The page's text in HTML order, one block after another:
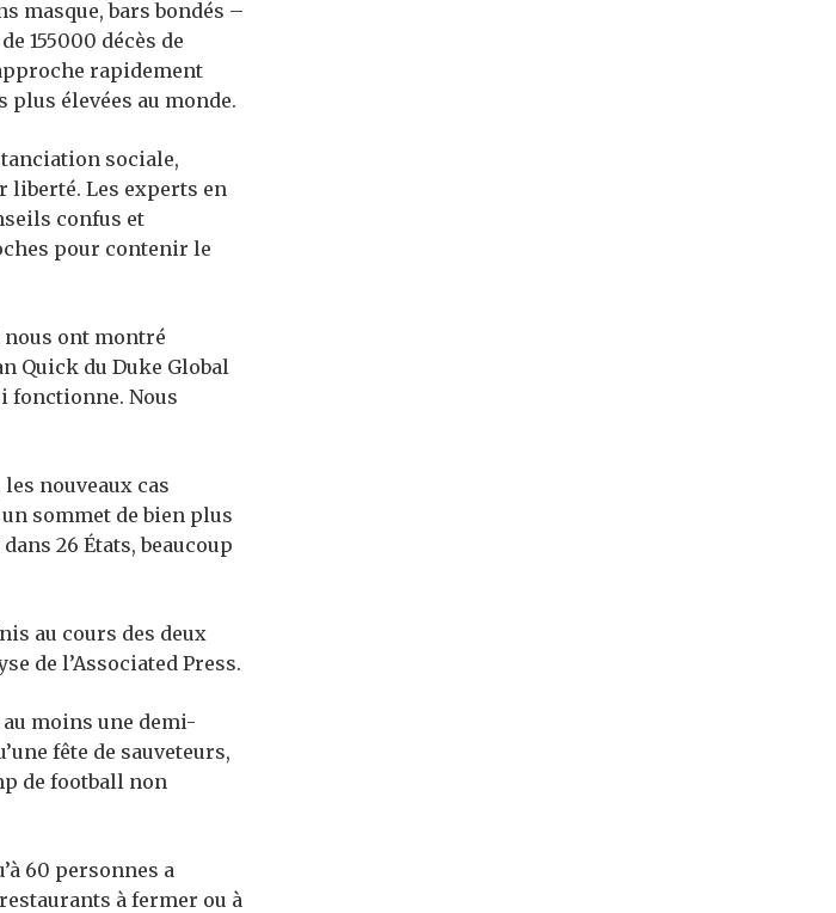
masque, bars bondés –
155000 décès de
rapidement
élevées au monde.
sociale,
liberté. Les experts en
confus et
pour contenir le
nous ont montré
Quick du Duke Global
fonctionne. Nous
nouveaux cas
sommet de bien plus
26 États, beaucoup
au cours des deux
de l’Associated Press.
moins une demi-
fête de sauveteurs,
de football non
60 personnes a
à fermer ou à